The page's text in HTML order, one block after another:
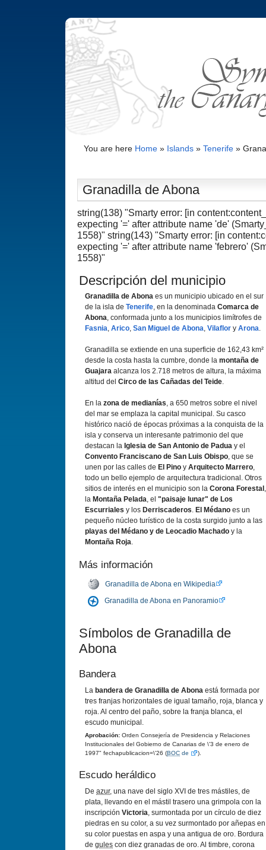
You are here Home» Islands» Tenerife»
Granadilla de Abona
string(138) "Smarty error: [in
expecting '=' after attribute name 'de'
1558)" string(143) "Smarty error: [in
expecting '=' after attribute name 'febrero'
1558)"
Descripción del municipio
Granadilla de Abona es un municipio ubicado en el sur
de la isla de Tenerife, en la denominada Comarca de
Abona, conformada junto a los municipios limí­trofes de
Fasnia, Arico, San Miguel de Abona, Vilaflor y Arona.
Granadilla se extiende en una superficie de 162,43 km²
desde la costa hasta la cumbre, donde la montaña de
Guajara alcanza los 2.718 metros de altura, la máxima
altitud del Circo de las Cañadas del Teide.
En la zona de medianí­as, a 650 metros sobre el nivel
del mar se emplaza la capital municipal. Su casco
histórico nació de épocas próximas a la conquista de la
isla y conserva un interesante patrimonio del que
destacan la Iglesia de San Antonio de Padua y el
Convento Franciscano de San Luis Obispo, que se
unen por las calles de El Pino y Arquitecto Marrero,
todo un bello ejemplo de arquitectura tradicional. Otros
sitios de interés en el municipio son la Corona Forestal ,
la Montaña Pelada, el "paisaje lunar" de Los
Escurriales y los Derriscaderos. El Médano es un
pequeño núcleo turí­stico de la costa surgido junto a las
playas del Médano y de Leocadio Machado y la
Montaña Roja.
Más información
Granadilla de Abona en Wikipedia
Granadilla de Abona en Panoramio
Sí­mbolos de Granadilla de
Abona
Bandera
La bandera de Granadilla de Abona está formada por
tres franjas horizontales de igual tamaño, roja, blanca y
roja. Al centro del paño, sobre la franja blanca, el
escudo municipal.
Aprobación: Orden Consejerí­a de Presidencia y Relaciones
Institucionales del Gobierno de Canarias de \'3 de enero de
1997" fechapublicacion=\'26 (BOC de ).
Escudo heráldico
De azur, una nave del siglo XVI de tres mástiles, de
plata, llevando en el mástil trasero una grimpola con la
inscripción Victoria, surmontada por un cí­rculo de diez
piedras en su color, a su vez surmontado por añepas en
su color puestas en aspa y una antigua de oro. Bordura
de gules con diez granadas de oro. Al timbre, corona